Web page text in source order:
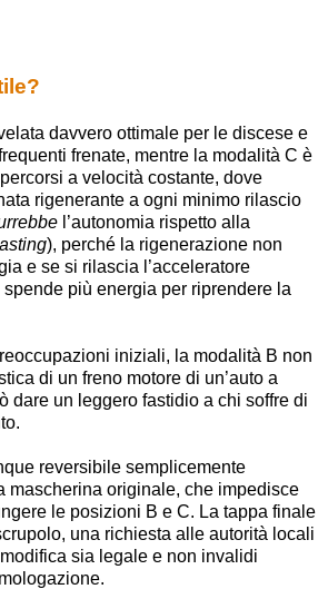
davvero ottimale per le discese e
frenate, mentre la modalità C è
a velocità costante, dove
rigenerante a ogni minimo rilascio
l’autonomia rispetto alla
), perché la rigenerazione non
e se si rilascia l’acceleratore
più energia per riprendere la
iniziali, la modalità B non
di un freno motore di un’auto a
dare un leggero fastidio a chi soffre di
reversibile semplicemente
mascherina originale, che impedisce
le posizioni B e C. La tappa finale
una richiesta alle autorità locali
sia legale e non invalidi